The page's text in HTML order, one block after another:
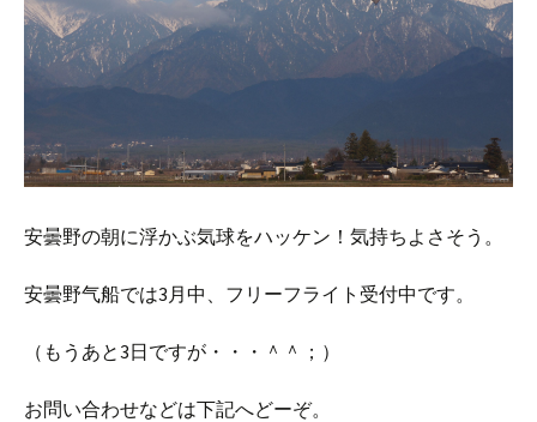
安曇野の朝に浮かぶ気球をハッケン！気持ちよさそう。
安曇野气船では3月中、フリーフライト受付中です。
（もうあと3日ですが・・・＾＾；）
お問い合わせなどは下記へどーぞ。